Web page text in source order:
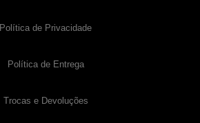
Política de Privacidade
Política de Entrega
Trocas e Devoluções